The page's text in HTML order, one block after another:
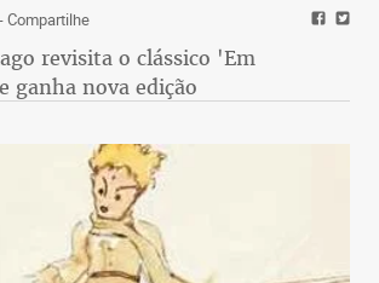
- Compartilhe
revisita o clássico 'Em
ganha nova edição